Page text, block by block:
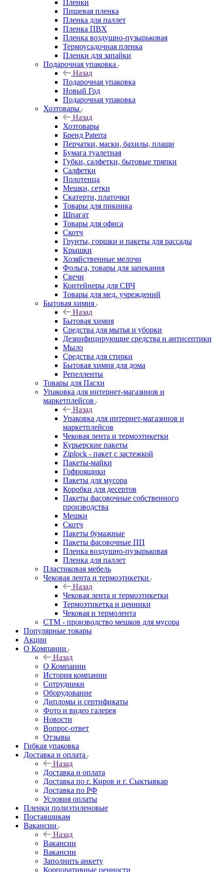
Пленки
Пищевая пленка
Пленка для паллет
Пленка ПВХ
Пленка воздушно-пузырьковая
Термоусадочная пленка
Пленки для запайки
Подарочная упаковка
Назад
Подарочная упаковка
Новый Год
Подарочная упаковка
Хозтовары
Назад
Хозтовары
Бренд Paterra
Перчатки, маски, бахилы, плащи
Бумага туалетная
Губки, салфетки, бытовые тряпки
Салфетки
Полотенца
Мешки, сетки
Скатерти, платочки
Товары для пикника
Шпагат
Товары для офиса
Скотч
Грунты, горшки и пакеты для рассады
Крышки
Хозяйственные мелочи
Фольга, товары для запекания
Свечи
Контейнеры для СВЧ
Товары для мед. учреждений
Бытовая химия
Назад
Бытовая химия
Средства для мытья и уборки
Дезинфицирующие средства и антисептики
Мыло
Средства для стирки
Бытовая химия для дома
Репелленты
Товары для Пасхи
Упаковка для интернет-магазинов и
маркетплейсов
Назад
Упаковка для интернет-магазинов и
маркетплейсов
Чековая лента и термоэтикетки
Курьерские пакеты
Ziplock - пакет с застежкой
Пакеты-майки
Гофроящики
Пакеты для мусора
Коробки для десертов
Пакеты фасовочные собственного
производства
Мешки
Скотч
Пакеты бумажные
Пакеты фасовочные ПП
Пленка воздушно-пузырьковая
Пленка для паллет
Пластиковая мебель
Чековая лента и термоэтикетки
Назад
Чековая лента и термоэтикетки
Термоэтикетка и ценники
Чековая и термолента
СТМ - производство мешков для мусора
Популярные товары
Акции
О Компании
Назад
О Компании
История компании
Сотрудники
Оборудование
Дипломы и сертификаты
Фото и видео галерея
Новости
Вопрос-ответ
Отзывы
Гибкая упаковка
Доставка и оплата
Назад
Доставка и оплата
Доставка по г. Киров и г. Сыктывкар
Доставка по РФ
Условия оплаты
Пленки полиэтиленовые
Поставщикам
Вакансии
Назад
Вакансии
Вакансии
Заполнить анкету
Корпоративные ценности